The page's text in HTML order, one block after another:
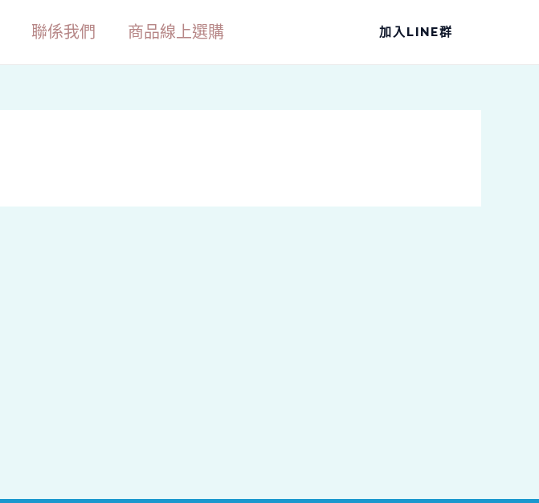
聯係我們 商品線上選購 加入LINE群